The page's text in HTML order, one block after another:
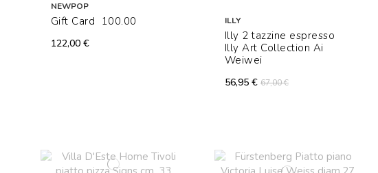
NEWPOP
Gift Card  100.00
122,00 €
ILLY
Illy 2 tazzine espresso
Illy Art Collection Ai
Weiwei
56,95 € 67,00 €